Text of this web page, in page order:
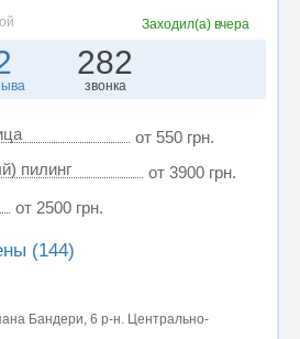
Заходил(а) вчера
282
звонка
от 550 грн.
пилинг
от 3900 грн.
от 2500 грн.
(144)
Бандери, 6 р-н. Центрально-